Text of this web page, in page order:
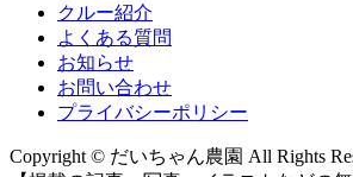
クルー紹介
よくある質問
お知らせ
お問い合わせ
プライバシーポリシー
Copyright © だいちゃん農園 All Rights